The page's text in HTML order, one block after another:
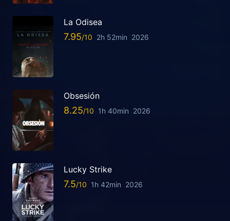
La Odisea
7.95 2h 52min 2026
Obsesión
8.25 1h 40min 2026
Lucky Strike
7.5 1h 42min 2026